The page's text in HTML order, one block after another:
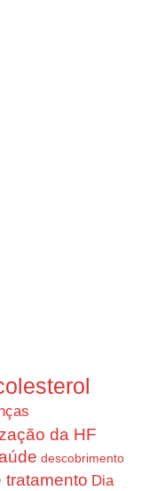
da HF
descobrimento
tratamento Dia